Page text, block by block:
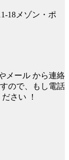
18メゾン・ポ
メール から連絡
ので、もし電話
さい ！